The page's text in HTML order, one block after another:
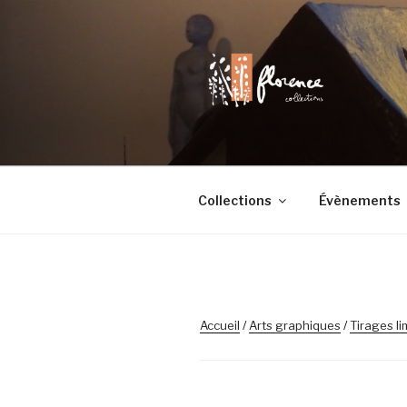
Collections Évènements
Accueil /Arts graphiques /Tirages